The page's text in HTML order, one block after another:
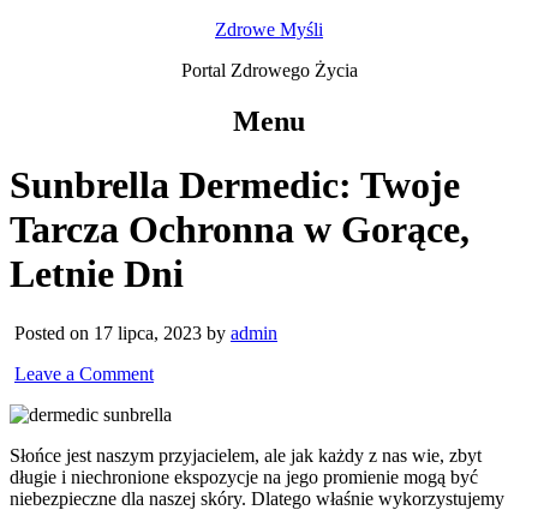
Zdrowe Myśli
Portal Zdrowego Życia
Menu
Sunbrella Dermedic: Twoje
Tarcza Ochronna w Gorące,
Letnie Dni
Posted on 17 lipca, 2023 by admin
Leave a Comment
Słońce jest naszym przyjacielem, ale jak każdy z nas wie, zbyt
długie i niechronione ekspozycje na jego promienie mogą być
niebezpieczne dla naszej skóry. Dlatego właśnie wykorzystujemy